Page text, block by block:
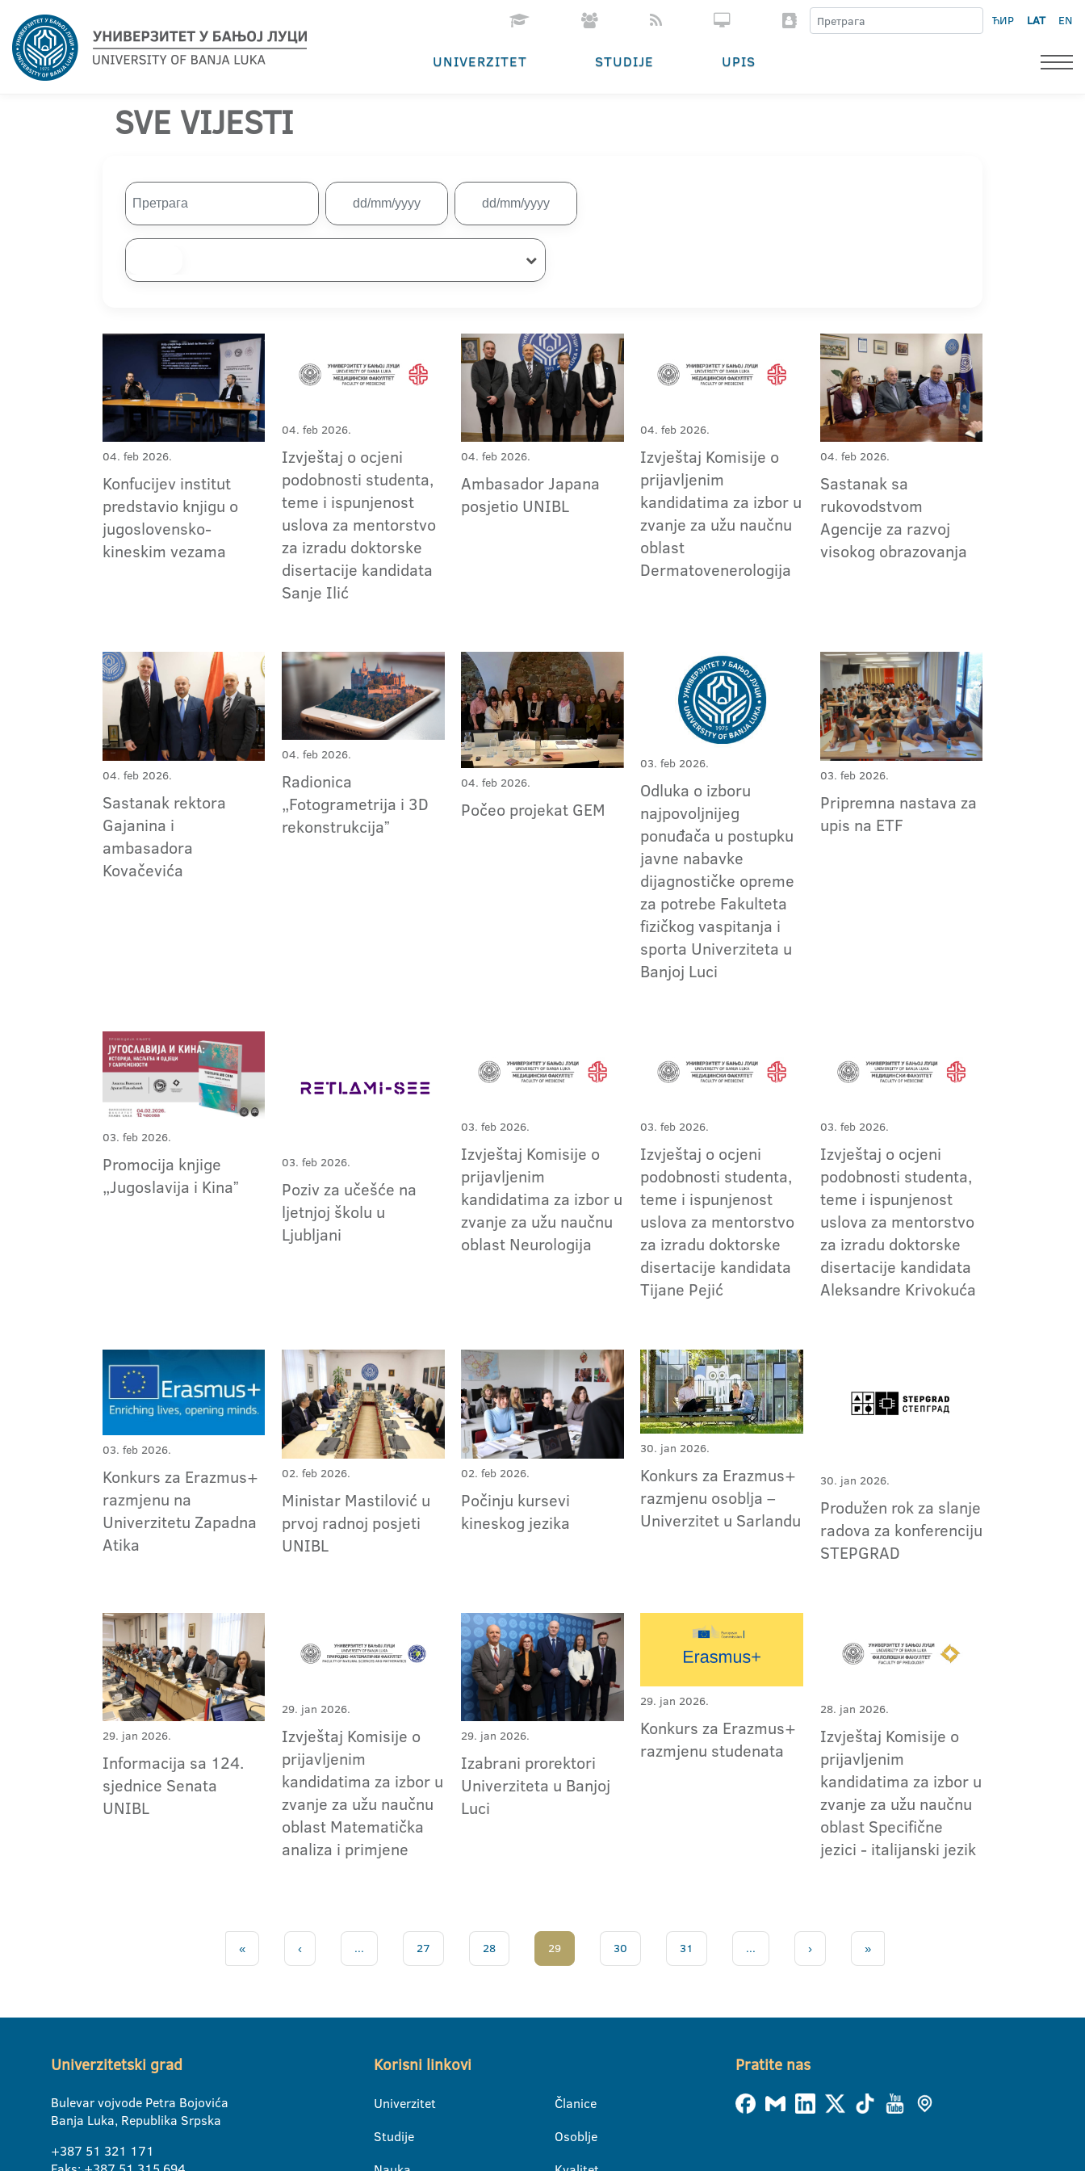
ЋИР LAT EN
UNIVERZITET STUDIJE UPIS
SVE VIJESTI
04. feb 2026.
Konfucijev institut
predstavio knjigu o
jugoslovensko-
kineskim vezama
04. feb 2026.
Izvještaj o ocjeni
podobnosti studenta,
teme i ispunjenost
uslova za mentorstvo
za izradu doktorske
disertacije kandidata
Sanje Ilić
04. feb 2026.
Ambasador Japana
posjetio UNIBL
04. feb 2026.
Izvještaj Komisije o
prijavljenim
kandidatima za izbor u
zvanje za užu naučnu
oblast
Dermatovenerologija
04. feb 2026.
Sastanak sa
rukovodstvom
Agencije za razvoj
visokog obrazovanja
04. feb 2026.
Sastanak rektora
Gajanina i
ambasadora
Kovačevića
04. feb 2026.
Radionica
„Fotogrametrija i 3D
rekonstrukcijaˮ
04. feb 2026.
Počeo projekat GEM
03. feb 2026.
Odluka o izboru
najpovoljnijeg
ponuđača u postupku
javne nabavke
dijagnostičke opreme
za potrebe Fakulteta
fizičkog vaspitanja i
sporta Univerziteta u
Banjoj Luci
03. feb 2026.
Pripremna nastava za
upis na ETF
03. feb 2026.
Promocija knjige
„Jugoslavija i Kinaˮ
03. feb 2026.
Poziv za učešće na
ljetnjoj školu u
Ljubljani
03. feb 2026.
Izvještaj Komisije o
prijavljenim
kandidatima za izbor u
zvanje za užu naučnu
oblast Neurologija
03. feb 2026.
Izvještaj o ocjeni
podobnosti studenta,
teme i ispunjenost
uslova za mentorstvo
za izradu doktorske
disertacije kandidata
Tijane Pejić
03. feb 2026.
Izvještaj o ocjeni
podobnosti studenta,
teme i ispunjenost
uslova za mentorstvo
za izradu doktorske
disertacije kandidata
Aleksandre Krivokuća
03. feb 2026.
Konkurs za Erazmus+
razmjenu na
Univerzitetu Zapadna
Atika
02. feb 2026.
Ministar Mastilović u
prvoj radnoj posjeti
UNIBL
02. feb 2026.
Počinju kursevi
kineskog jezika
30. jan 2026.
Konkurs za Erazmus+
razmjenu osoblja –
Univerzitet u Sarlandu
30. jan 2026.
Produžen rok za slanje
radova za konferenciju
STEPGRAD
29. jan 2026.
Informacija sa 124.
sjednice Senata
UNIBL
29. jan 2026.
Izvještaj Komisije o
prijavljenim
kandidatima za izbor u
zvanje za užu naučnu
oblast Matematička
analiza i primjene
29. jan 2026.
Izabrani prorektori
Univerziteta u Banjoj
Luci
29. jan 2026.
Konkurs za Erazmus+
razmjenu studenata
28. jan 2026.
Izvještaj Komisije o
prijavljenim
kandidatima za izbor u
zvanje za užu naučnu
oblast Specifične
jezici - italijanski jezik
« ‹ ... 27 28 29 30 31 ... › »
Univerzitetski grad
Bulevar vojvode Petra Bojovića
Banja Luka, Republika Srpska
+387 51 321 171
Korisni linkovi
Univerzitet
Studije
Članice
Osoblje
Pratite nas